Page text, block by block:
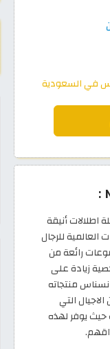
في السعودية
أنيقة
العالمية للرجال
رائعة من
زيادة على
نسناس منتجاته
التي
يوفر لهذه